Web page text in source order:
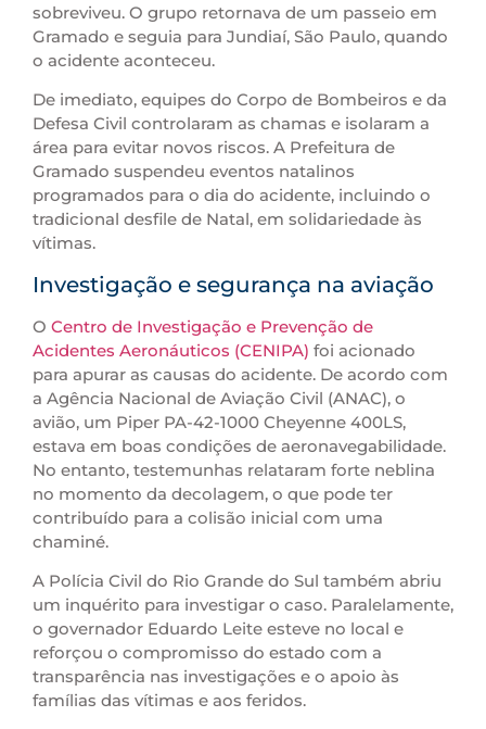
sobreviveu. O grupo retornava de um passeio em
Gramado e seguia para Jundiaí, São Paulo, quando
o acidente aconteceu.
De imediato, equipes do Corpo de Bombeiros e da
Defesa Civil controlaram as chamas e isolaram a
área para evitar novos riscos. A Prefeitura de
Gramado suspendeu eventos natalinos
programados para o dia do acidente, incluindo o
tradicional desfile de Natal, em solidariedade às
vítimas.
Investigação e segurança na aviação
O Centro de Investigação e Prevenção de
Acidentes Aeronáuticos (CENIPA) foi acionado
para apurar as causas do acidente. De acordo com
a Agência Nacional de Aviação Civil (ANAC), o
avião, um Piper PA-42-1000 Cheyenne 400LS,
estava em boas condições de aeronavegabilidade.
No entanto, testemunhas relataram forte neblina
no momento da decolagem, o que pode ter
contribuído para a colisão inicial com uma
chaminé.
A Polícia Civil do Rio Grande do Sul também abriu
um inquérito para investigar o caso. Paralelamente,
o governador Eduardo Leite esteve no local e
reforçou o compromisso do estado com a
transparência nas investigações e o apoio às
famílias das vítimas e aos feridos.